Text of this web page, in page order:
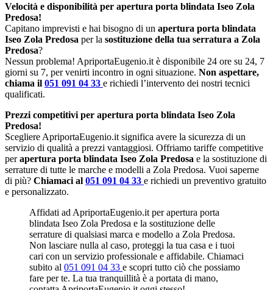
Velocità e disponibilità per apertura porta blindata Iseo Zola
Predosa!
Capitano imprevisti e hai bisogno di un apertura porta blindata
Iseo Zola Predosa per la sostituzione della tua serratura a Zola
Predosa?
Nessun problema! ApriportaEugenio.it è disponibile 24 ore su 24, 7
giorni su 7, per venirti incontro in ogni situazione. Non aspettare,
chiama il 051 091 04 33 e richiedi l’intervento dei nostri tecnici
qualificati.
Prezzi competitivi per apertura porta blindata Iseo Zola
Predosa!
Scegliere ApriportaEugenio.it significa avere la sicurezza di un
servizio di qualità a prezzi vantaggiosi. Offriamo tariffe competitive
perapertura porta blindata Iseo Zola Predosa e la sostituzione di
serrature di tutte le marche e modelli a Zola Predosa. Vuoi saperne
di più? Chiamaci al 051 091 04 33 e richiedi un preventivo gratuito
e personalizzato.
Affidati ad ApriportaEugenio.it per apertura porta
blindata Iseo Zola Predosa e la sostituzione delle
serrature di qualsiasi marca e modello a Zola Predosa.
Non lasciare nulla al caso, proteggi la tua casa e i tuoi
cari con un servizio professionale e affidabile. Chiamaci
subito al 051 091 04 33 e scopri tutto ciò che possiamo
fare per te. La tua tranquillità è a portata di mano,